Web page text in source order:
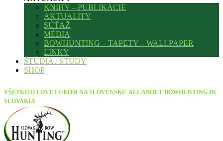
KNIHY – PUBLIKÁCIE
AKTUALITY
SÚŤAŽ
MÉDIA
BOWHUNTING – TAPETY – WALLPAPER
LINKY
ŠTÚDIA / STUDY
SHOP
VŠETKO O LOVE LUKOM NA SLOVENSKU-ALL ABOUT BOWHUNTING IN
SLOVAKIA